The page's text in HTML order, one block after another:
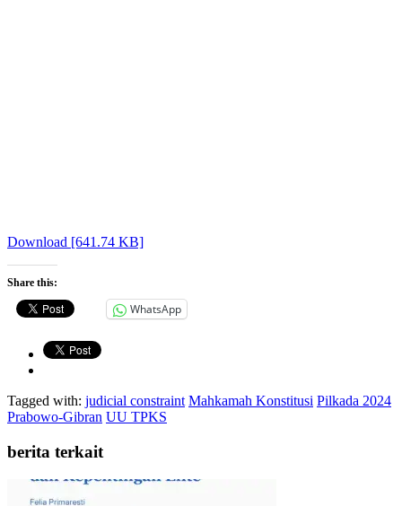
Download [641.74 KB]
Share this:
WhatsApp
Tagged with: judicial constraint Mahkamah Konstitusi Pilkada 2024
Prabowo-Gibran UU TPKS
berita terkait